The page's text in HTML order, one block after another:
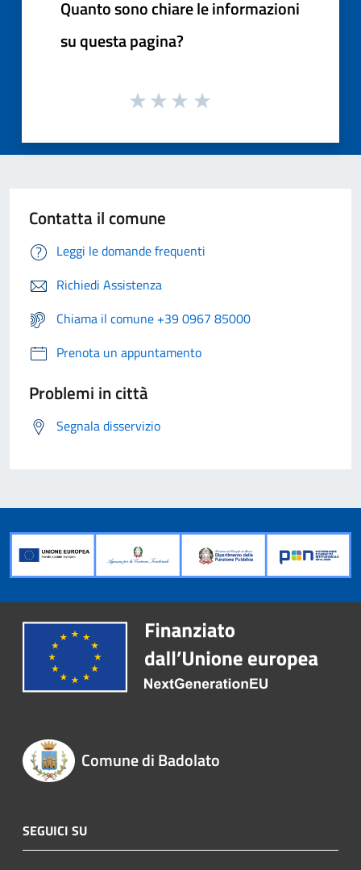
Quanto sono chiare le informazioni
su questa pagina?
Contatta il comune
Leggi le domande frequenti
Richiedi Assistenza
Chiama il comune +39 0967 85000
Prenota un appuntamento
Problemi in città
Segnala disservizio
Comune di Badolato
SEGUICI SU